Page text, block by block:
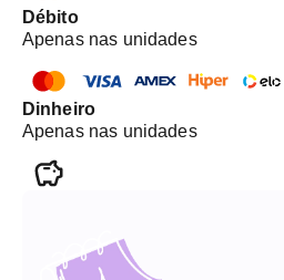
Débito
Apenas nas unidades
Dinheiro
Apenas nas unidades